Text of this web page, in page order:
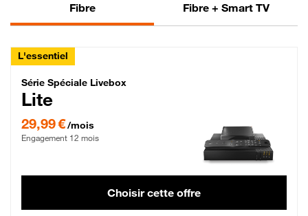
Fibre Fibre + Smart TV
L'essentiel
Série Spéciale Livebox Lite Fibre
Série Spéciale Livebox
Lite
29,99 €/mois
Engagement 12 mois
Choisir cette offre